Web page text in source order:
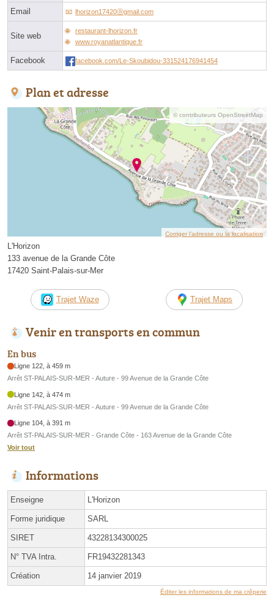
Email lhorizon17420ⓐgmail.com
Site web
restaurant-lhorizon.fr
www.royanatlantique.fr
Facebook facebook.com/Le-Skoubidou-331524176941454
Plan et adresse
© contributeurs OpenStreetMap
Corriger l’adresse ou la localisation
L'Horizon
133 avenue de la Grande Côte
17420 Saint-Palais-sur-Mer
Trajet Waze Trajet Maps
Venir en transports en commun
En bus
Ligne 122, à 459 m
Arrêt ST-PALAIS-SUR-MER - Auture - 99 Avenue de la Grande Côte
Ligne 142, à 474 m
Arrêt ST-PALAIS-SUR-MER - Auture - 99 Avenue de la Grande Côte
Ligne 104, à 391 m
Arrêt ST-PALAIS-SUR-MER - Grande Côte - 163 Avenue de la Grande Côte
Voir tout
Informations
Enseigne L'Horizon
Forme juridique SARL
SIRET 43228134300025
N° TVA Intra. FR19432281343
Création 14 janvier 2019
Éditer les informations de ma crêperie